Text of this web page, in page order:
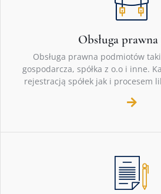
Obsługa
Obsługa prawna podmiotów
gospodarcza, spółka z o.o i inne.
rejestracją spółek jak i procesem